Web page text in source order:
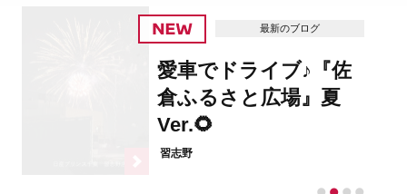
最新のブログ
愛車でドライブ♪『佐
倉ふるさと広場』夏
Ver.🌻